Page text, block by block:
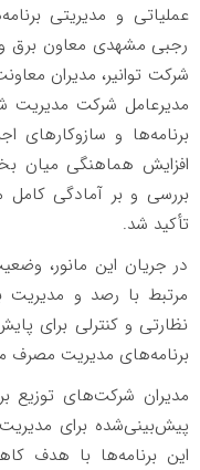
عملیاتی و مدیریتی
رجبی مشهدی معاون برق و
شرکت توانیر، مدیران
مدیرعامل شرکت مدیریت
برنامه‌ها و
افزایش هماهنگی میان
بررسی و بر آمادگی کامل
تأکید شد.
در جریان این مانور،
مرتبط با رصد و
نظارتی و کنترلی برای
برنامه‌های مدیریت مصرف
مدیران شرکت‌های توزیع
این برنامه‌ها با هدف